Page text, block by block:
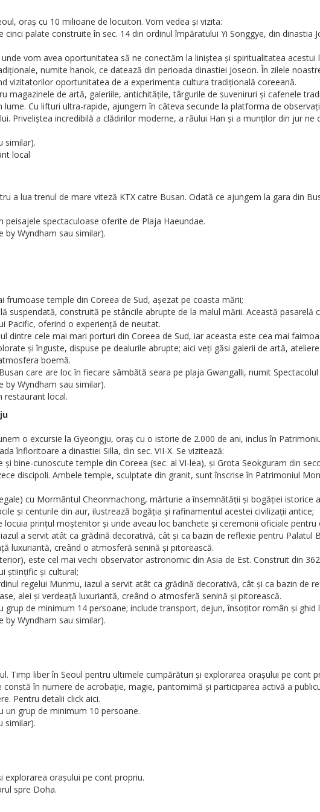
oraș cu 10 milioane de locuitori. Vom vedea și vizita:
palate construite în sec. 14 din ordinul împăratului Yi Songgye, din dinastia
vom avea oportunitatea să ne conectăm la liniștea și spiritualitatea acestui
numite hanok, ce datează din perioada dinastiei Joseon. În zilele
vizitatorilor oportunitatea de a experimenta cultura tradițională coreeană.
magazinele de artă, galeriile, antichitățile, târgurile de suveniruri și cafenele
Cu lifturi ultra-rapide, ajungem în câteva secunde la platforma de
Priveliștea incredibilă a clădirilor moderne, a râului Han și a munților din jur
similar).
local
a lua trenul de mare viteză KTX catre Busan. Odată ce ajungem la gara din
spectaculoase oferite de Plaja Haeundae.
by Wyndham sau similar).
frumoase temple din Coreea de Sud, așezat pe coasta mării;
suspendată, construită pe stâncile abrupte de la malul mării. Această
Pacific, oferind o experiență de neuitat.
dintre cele mai mari porturi din Coreea de Sud, iar aceasta este cea mai
și înguste, dispuse pe dealurile abrupte; aici veți găsi galerii de artă,
boemă.
care are loc în fiecare sâmbătă seara pe plaja Gwangalli, numit
by Wyndham sau similar).
restaurant local.
o excursie la Gyeongju, oraș cu o istorie de 2.000 de ani, inclus în
înfloritoare a dinastiei Silla, din sec. VII-X. Se vizitează:
bine-cunoscute temple din Coreea (sec. al VI-lea), și Grota Seokguram din
discipoli. Ambele temple, sculptate din granit, sunt înscrise în Patrimoniul
cu Mormântul Cheonmachong, mărturie a însemnătății și bogăției istorice
și centurile din aur, ilustrează bogăția și rafinamentul acestei civilizații antice;
prințul moștenitor și unde aveau loc banchete și ceremonii oficiale
a servit atât ca grădină decorativă, cât și ca bazin de reflexie pentru Palatul
luxuriantă, creând o atmosferă senină și pitorească.
este cel mai vechi observator astronomic din Asia de Est. Construit din
științific și cultural;
regelui Munmu, iazul a servit atât ca grădină decorativă, cât și ca bazin de
alei și verdeață luxuriantă, creând o atmosferă senină și pitorească.
grup de minimum 14 persoane; include transport, dejun, însoțitor român și ghid
by Wyndham sau similar).
Timp liber în Seoul pentru ultimele cumpărături și explorarea orașului pe cont
în numere de acrobație, magie, pantomimă și participarea activă a
Pentru detalii click aici.
un grup de minimum 10 persoane.
similar).
explorarea orașului pe cont propriu.
spre Doha.